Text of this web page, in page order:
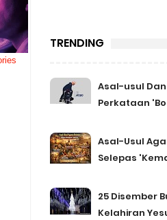
Wajar Dilupakan
TRENDING
Asal-usul
Perkataan
Asal-Usul
Selepas
25 Disember
Kelahiran